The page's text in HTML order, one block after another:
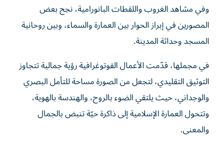
وفي مشاهد الغروب واللقطات البانورامية، نجح بعض
المصورين في إبراز الحوار بين العمارة والسماء، وبين روحانية
المسجد وحداثة المدينة.
في مجملها، قدّمت الأعمال الفوتوغرافية رؤية جمالية تتجاوز
التوثيق التقليدي، لتجعل من الصورة مساحة للتأمل البصري
والوجداني، حيث يلتقي الضوء بالروح، والهندسة بالهوية،
وتتحول العمارة الإسلامية إلى ذاكرة حيّة تنبض بالجمال
والمعنى.